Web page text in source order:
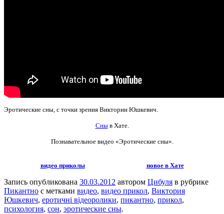
Эротические сны, с точки зрения Виктории Юшкевич.
Сныв Хате.
Познавательное видео «Эротические сны».
видео приколы новое в Хате
Запись опубликована 30.03.2012 автором Цибуля в рубрике
Пикантно с метками видео, видео прикол, Виктория
Юшкевич, еротичні відеоролики, пикантно, прикол,
психология, сон, эротические сны.